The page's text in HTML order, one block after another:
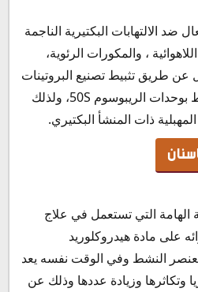
الالتهابات البكتيرية الناجمة
، والمكورات الرئوية،
عن طريق تثبيط تصنيع البروتينات
في الخلية البكتيرية والارتباط بوحدات الريبوسوم 50S، ولذلك
ذات المنشأ البكتيري.
الهامة التي تستعمل في علاج
على مادة هيدروكلوريد
النشط وفي الوقت نفسه يعد
وتكاثرها وزيادة عددها وذلك عن